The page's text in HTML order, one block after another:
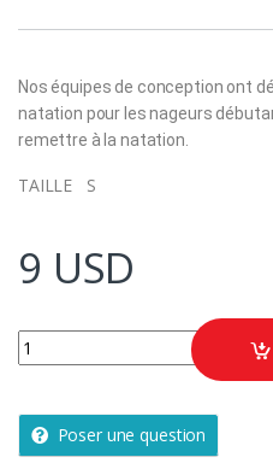
Nos équipes de conception ont
natation pour les nageurs
remettre à la natation.
TAILLE S
9 USD
LUNETTES DE NATATION
Poser une question